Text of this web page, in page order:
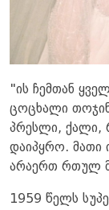
"ის ჩემთან
ცოცხალი
პრესლი, ქალი,
დაიპყრო. მათი
არაერთ რთულ
1959 წელს